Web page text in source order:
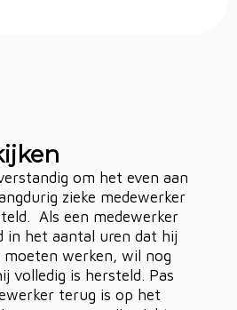
om het even aan
zieke medewerker
Als een medewerker
in het aantal uren dat hij
werken, wil nog
volledig is hersteld. Pas
terug is op het